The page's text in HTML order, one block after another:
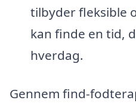
tilbyder fleksible
kan finde en tid,
hverdag.
Gennem find-